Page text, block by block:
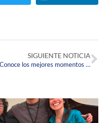
SIGUIENTE NOTICIA
Conoce los mejores momentos de la presentación preliminar del nuevo Doctorado en Innovación de la Corpas y la Universidad EAN